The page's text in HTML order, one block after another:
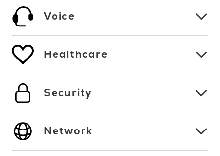
Voice
Healthcare
Security
Network